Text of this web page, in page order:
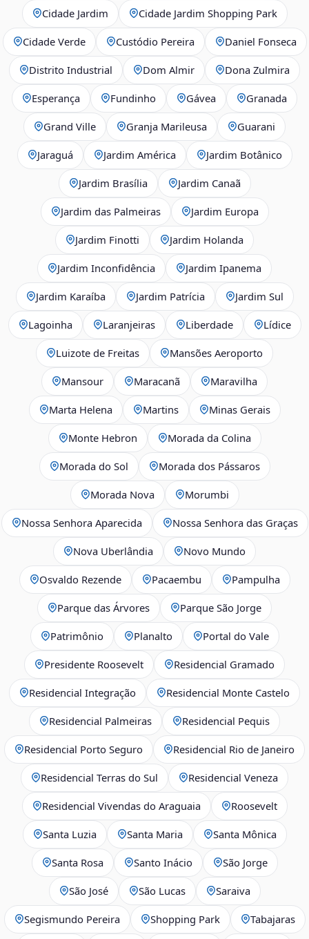
Cidade Jardim Cidade Jardim Shopping Park
Cidade Verde Custódio Pereira Daniel Fonseca
Distrito Industrial Dom Almir Dona Zulmira
Esperança Fundinho Gávea Granada
Grand Ville Granja Marileusa Guarani
Jaraguá Jardim América Jardim Botânico
Jardim Brasília Jardim Canaã
Jardim das Palmeiras Jardim Europa
Jardim Finotti Jardim Holanda
Jardim Inconfidência Jardim Ipanema
Jardim Karaíba Jardim Patrícia Jardim Sul
Lagoinha Laranjeiras Liberdade Lídice
Luizote de Freitas Mansões Aeroporto
Mansour Maracanã Maravilha
Marta Helena Martins Minas Gerais
Monte Hebron Morada da Colina
Morada do Sol Morada dos Pássaros
Morada Nova Morumbi
Nossa Senhora Aparecida Nossa Senhora das Graças
Nova Uberlândia Novo Mundo
Osvaldo Rezende Pacaembu Pampulha
Parque das Árvores Parque São Jorge
Patrimônio Planalto Portal do Vale
Presidente Roosevelt Residencial Gramado
Residencial Integração Residencial Monte Castelo
Residencial Palmeiras Residencial Pequis
Residencial Porto Seguro Residencial Rio de Janeiro
Residencial Terras do Sul Residencial Veneza
Residencial Vivendas do Araguaia Roosevelt
Santa Luzia Santa Maria Santa Mônica
Santa Rosa Santo Inácio São Jorge
São José São Lucas Saraiva
Segismundo Pereira Shopping Park Tabajaras